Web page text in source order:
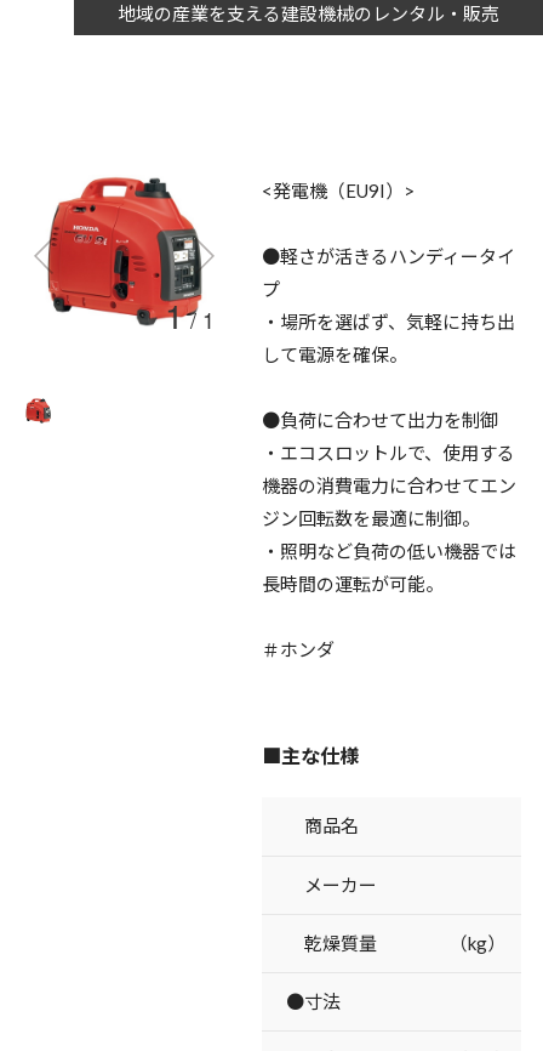
地域の産業を支える建設機械のレンタル・販売
1/1
<発電機（EU9I）>
●軽さが活きるハンディータイ
プ
・場所を選ばず、気軽に持ち出
して電源を確保。
●負荷に合わせて出力を制御
・エコスロットルで、使用する
機器の消費電力に合わせてエン
ジン回転数を最適に制御。
・照明など負荷の低い機器では
長時間の運転が可能。
＃ホンダ
■主な仕様
商品名
メーカー
乾燥質量 （kg）
●寸法